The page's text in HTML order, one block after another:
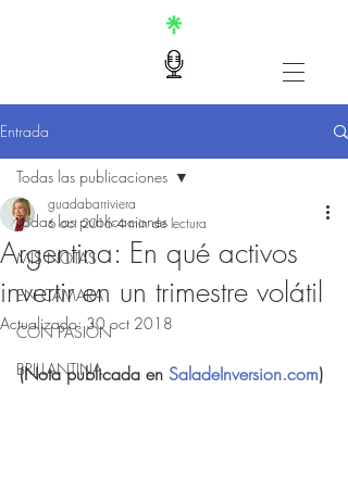
Entrada
Todas las publicaciones
MIS NOTAS
EN CÁMARA
CON PASIÓN
BRILLANTINA
Todas las publicaciones
Argentina: En qué activos
invertir en un trimestre volátil
guadabarriviera
6 oct 2016 4 min de lectura
Actualizado:30 oct 2018
(Nota publicada en SaladeInversion.com)